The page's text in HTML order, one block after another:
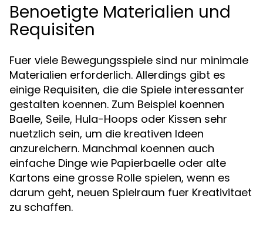
Benoetigte Materialien und
Requisiten
Fuer viele Bewegungsspiele sind nur minimale
Materialien erforderlich. Allerdings gibt es
einige Requisiten, die die Spiele interessanter
gestalten koennen. Zum Beispiel koennen
Baelle, Seile, Hula-Hoops oder Kissen sehr
nuetzlich sein, um die kreativen Ideen
anzureichern. Manchmal koennen auch
einfache Dinge wie Papierbaelle oder alte
Kartons eine grosse Rolle spielen, wenn es
darum geht, neuen Spielraum fuer Kreativitaet
zu schaffen.